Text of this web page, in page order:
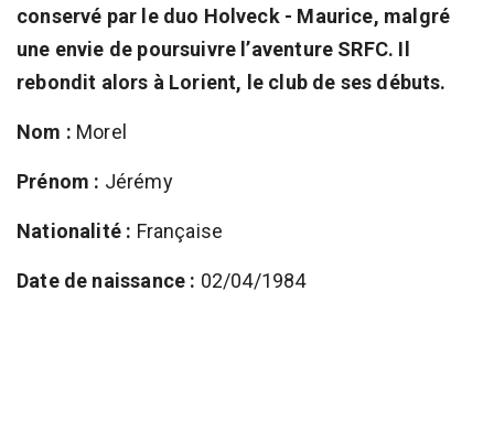
conservé par le duo Holveck - Maurice, malgré
une envie de poursuivre l’aventure SRFC. Il
rebondit alors à Lorient, le club de ses débuts.
Nom : Morel
Prénom : Jérémy
Nationalité : Française
Date de naissance : 02/04/1984